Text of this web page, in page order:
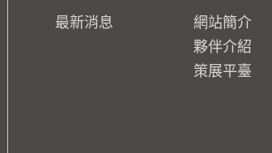
最新消息
網站簡介
夥伴介紹
策展平臺